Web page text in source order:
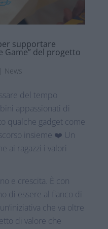
supportare
Game” del progetto
News
del tempo
appassionati di
qualche gadget come
insieme ❤️ Un
ai ragazzi i valori
e crescita. È con
di essere al fianco di
che va oltre
di valore che